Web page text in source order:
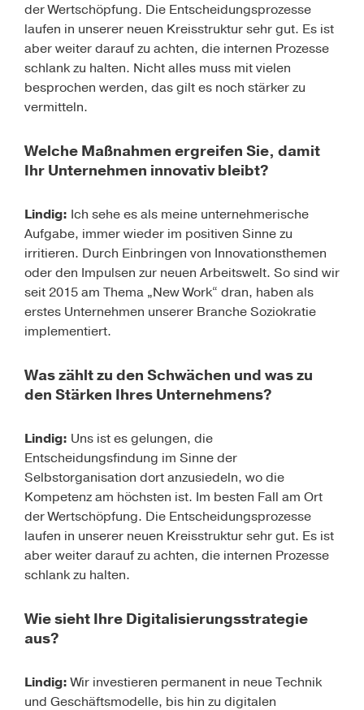
der Wertschöpfung. Die Entscheidungsprozesse
laufen in unserer neuen Kreisstruktur sehr gut. Es ist
aber weiter darauf zu achten, die internen Prozesse
schlank zu halten. Nicht alles muss mit vielen
besprochen werden, das gilt es noch stärker zu
vermitteln.
Welche Maßnahmen ergreifen Sie, damit
Ihr Unternehmen innovativ bleibt?
Lindig: Ich sehe es als meine unternehmerische
Aufgabe, immer wieder im positiven Sinne zu
irritieren. Durch Einbringen von Innovationsthemen
oder den Impulsen zur neuen Arbeitswelt. So sind wir
seit 2015 am Thema „New Work“ dran, haben als
erstes Unternehmen unserer Branche Soziokratie
implementiert.
Was zählt zu den Schwächen und was zu
den Stärken Ihres Unternehmens?
Lindig: Uns ist es gelungen, die
Entscheidungsfindung im Sinne der
Selbstorganisation dort anzusiedeln, wo die
Kompetenz am höchsten ist. Im besten Fall am Ort
der Wertschöpfung. Die Entscheidungsprozesse
laufen in unserer neuen Kreisstruktur sehr gut. Es ist
aber weiter darauf zu achten, die internen Prozesse
schlank zu halten.
Wie sieht Ihre Digitalisierungsstrategie
aus?
Lindig:Wir investieren permanent in neue Technik
und Geschäftsmodelle, bis hin zu digitalen